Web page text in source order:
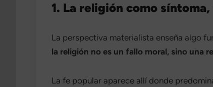
1. La religión como
La perspectiva materialista enseña algo
la religión no es un fallo moral, sino una
La fe popular aparece allí donde